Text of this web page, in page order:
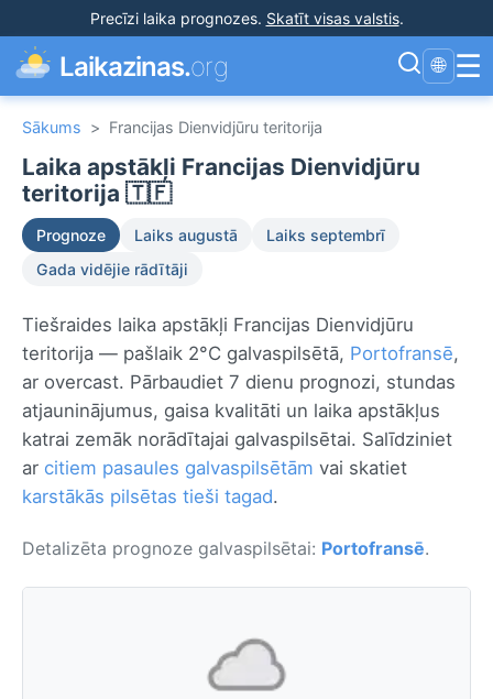
Precīzi laika prognozes. Skatīt visas valstis.
Laikazinas.org 🌐 ☰
Sākums > Francijas Dienvidjūru teritorija
Laika apstākļi Francijas Dienvidjūru
teritorija 🇹🇫
Prognoze Laiks augustā
Laiks septembrī
Gada vidējie rādītāji
Tiešraides laika apstākļi Francijas Dienvidjūru
teritorija — pašlaik 2°C galvaspilsētā, Portofransē,
ar overcast. Pārbaudiet 7 dienu prognozi, stundas
atjauninājumus, gaisa kvalitāti un laika apstākļus
katrai zemāk norādītajai galvaspilsētai. Salīdziniet
ar citiem pasaules galvaspilsētām vai skatiet
karstākās pilsētas tieši tagad.
Detalizēta prognoze galvaspilsētai: Portofransē.